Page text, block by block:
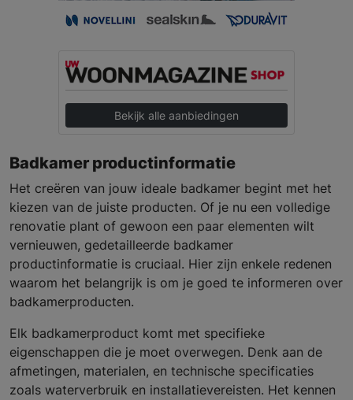
Bekijk alle aanbiedingen
Badkamer productinformatie
Het creëren van jouw ideale badkamer begint met het
kiezen van de juiste producten. Of je nu een volledige
renovatie plant of gewoon een paar elementen wilt
vernieuwen, gedetailleerde badkamer
productinformatie is cruciaal. Hier zijn enkele redenen
waarom het belangrijk is om je goed te informeren over
badkamerproducten.
Elk badkamerproduct komt met specifieke
eigenschappen die je moet overwegen. Denk aan de
afmetingen, materialen, en technische specificaties
zoals waterverbruik en installatievereisten. Het kennen